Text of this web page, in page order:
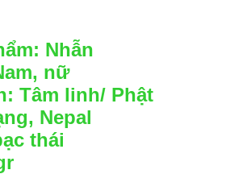
Nhẫn
nữ
Tâm linh/ Phật
Nepal
thái